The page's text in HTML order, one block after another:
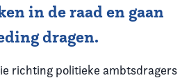
in de raad en gaan
dragen.
richting politieke ambtsdragers